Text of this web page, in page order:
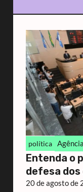
política
Entenda o
defesa dos
20 de agosto de